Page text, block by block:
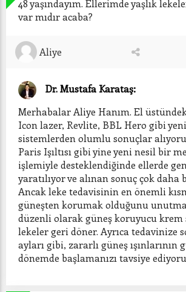
48 yaşındayım. Ellerimde yaşlık
var mıdır acaba?
Aliye
Dr. Mustafa Karataş:
Merhabalar Aliye Hanım. El
Icon lazer, Revlite, BBL Hero gibi
sistemlerden olumlu sonuçlar
Paris Işıltısı gibi yine yeni nesil bir
işlemiyle desteklendiğinde ellerde
yaratılıyor ve alınan sonuç çok daha
Ancak leke tedavisinin en önemli
güneşten korumak olduğunu
düzenli olarak güneş koruyucu krem
lekeler geri döner. Ayrıca tedavinize
ayları gibi, zararlı güneş ışınlarının
dönemde başlamanızı tavsiye